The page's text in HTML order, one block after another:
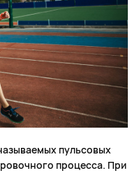
пульсовых
процесса. При